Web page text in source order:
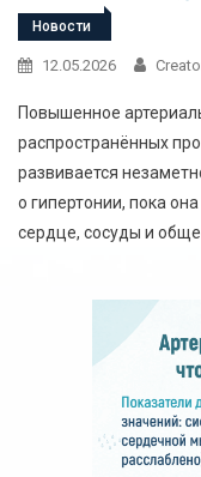
Новости
12.05.2026
Повышенное
распространённых
развивается
о гипертонии, пока
сердце, сосуды и